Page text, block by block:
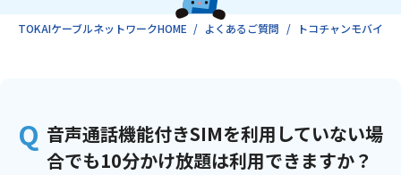
ご利用中のお客様
インターネット
TOKAIケーブルネットワークHOME よくあるご質問 トコチャンモバイル
音声通話機能付きSIMを利用していない場
合でも10分かけ放題は利用できますか？